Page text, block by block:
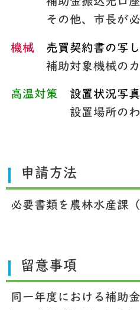
その他、市長が必
機械 売買契約書の写
補助対象機械のカ
高温対策 設置状況写真
設置場所のわか
申請方法
必要書類を農林水産課
留意事項
同一年度における補助